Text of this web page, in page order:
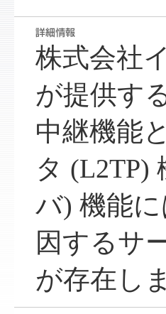
株式会社
が提供す
中継機能
タ (L2TP)
バ) 機能
因するサ
が存在し